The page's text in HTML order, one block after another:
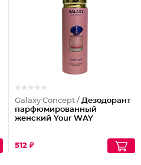
Galaxy Concept / Дезодорант
парфюмированный
женский Your WAY
512 ₽